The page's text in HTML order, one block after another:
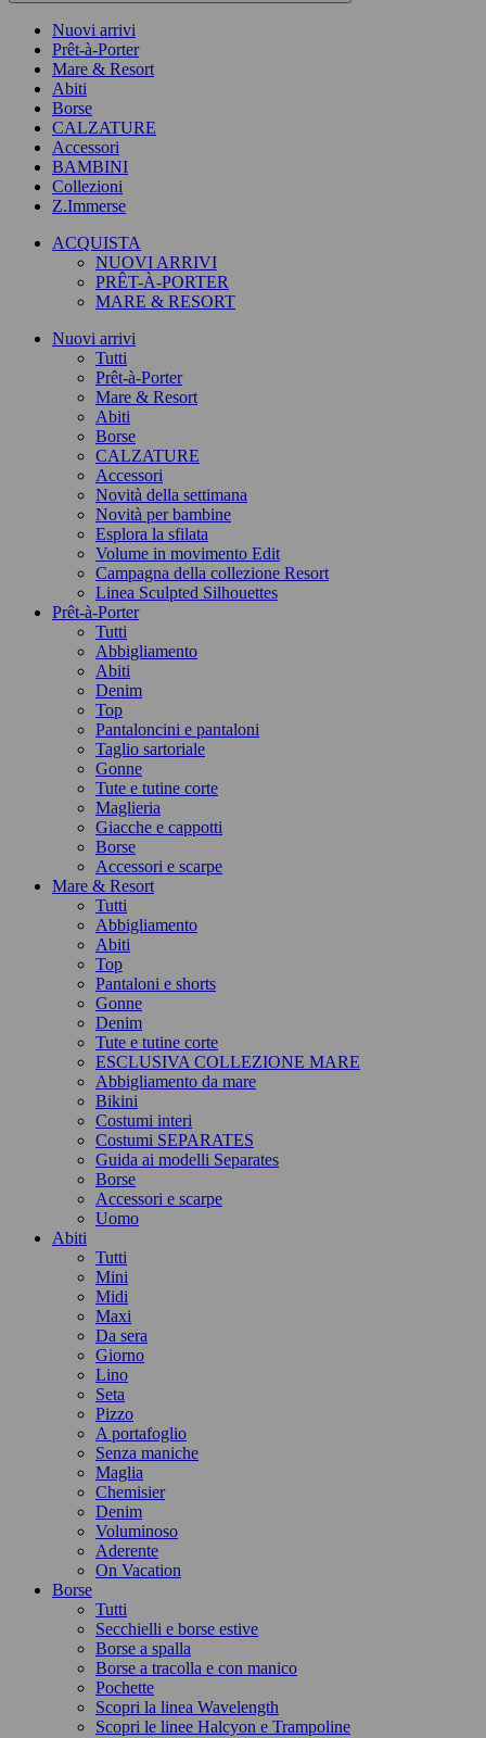
Nuovi arrivi
Prêt-à-Porter
Mare & Resort
Abiti
Borse
CALZATURE
Accessori
BAMBINI
Collezioni
Z.Immerse
ACQUISTA
NUOVI ARRIVI
PRÊT-À-PORTER
MARE & RESORT
Nuovi arrivi
Tutti
Prêt-à-Porter
Mare & Resort
Abiti
Borse
CALZATURE
Accessori
Novità della settimana
Novità per bambine
Esplora la sfilata
Volume in movimento Edit
Campagna della collezione Resort
Linea Sculpted Silhouettes
Prêt-à-Porter
Tutti
Abbigliamento
Abiti
Denim
Top
Pantaloncini e pantaloni
Taglio sartoriale
Gonne
Tute e tutine corte
Maglieria
Giacche e cappotti
Borse
Accessori e scarpe
Mare & Resort
Tutti
Abbigliamento
Abiti
Top
Pantaloni e shorts
Gonne
Denim
Tute e tutine corte
ESCLUSIVA COLLEZIONE MARE
Abbigliamento da mare
Bikini
Costumi interi
Costumi SEPARATES
Guida ai modelli Separates
Borse
Accessori e scarpe
Uomo
Abiti
Tutti
Mini
Midi
Maxi
Da sera
Giorno
Lino
Seta
Pizzo
A portafoglio
Senza maniche
Maglia
Chemisier
Denim
Voluminoso
Aderente
On Vacation
Borse
Tutti
Secchielli e borse estive
Borse a spalla
Borse a tracolla e con manico
Pochette
Scopri la linea Wavelength
Scopri le linee Halcyon e Trampoline